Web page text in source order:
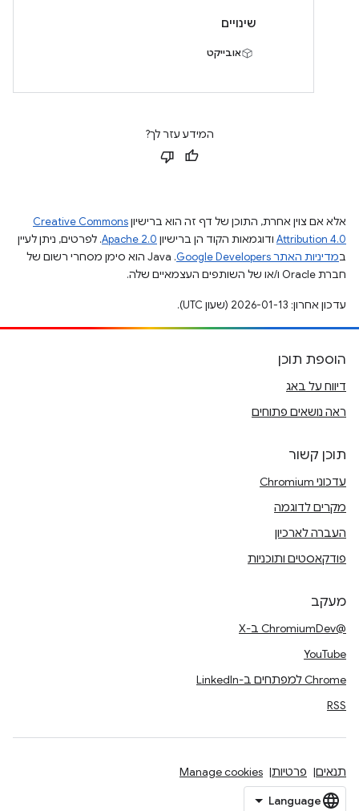
שינויים
אובייקט
המידע עזר לך?
אלא אם צוין אחרת, התוכן של דף זה הוא ברישיוןCreative Commons
Attribution 4.0 ודוגמאות הקוד הן ברישיון Apache 2.0. לפרטים, ניתן לעיין
במדיניות האתר Google Developers‏
.‏ Java הוא סימן מסחרי רשום של
חברת Oracle ו/או של השותפים העצמאיים שלה.
עדכון אחרון: 2026-01-13 (שעון UTC).
הוספת תוכן
דיווח על באג
ראה נושאים פתוחים
תוכן קשור
עדכוני Chromium
מקרים לדוגמה
העברה לארכיון
פודקאסטים ותוכניות
מעקב
@ChromiumDev ב-X
YouTube
Chrome למפתחים ב-LinkedIn
RSS
תנאים פרטיות Manage cookies